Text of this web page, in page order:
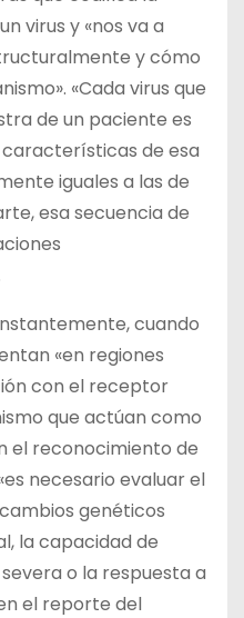
virus y «nos va a
y cómo
«Cada virus que
de un paciente es
de esa
iguales a las de
esa secuencia de
cuando
«en regiones
con el receptor
que actúan como
el reconocimiento de
necesario evaluar el
genéticos
la capacidad de
o la respuesta a
el reporte del